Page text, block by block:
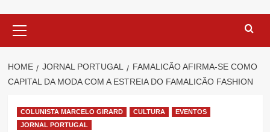
Menu
HOME JORNAL PORTUGAL
FAMALICÃO AFIRMA-SE COMO
CAPITAL DA MODA COM A ESTREIA DO FAMALICÃO FASHION
COLUNISTA MARCELO GIRARD CULTURA
EVENTOS
JORNAL PORTUGAL